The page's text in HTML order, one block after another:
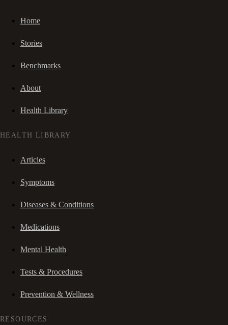
Home
Stories
Benchmarks
About
Health Library
HEALTH LIBRARY
Articles
Symptoms
Diseases & Conditions
Medications
Mental Health
Tests & Procedures
Prevention & Wellness
RESOURCES